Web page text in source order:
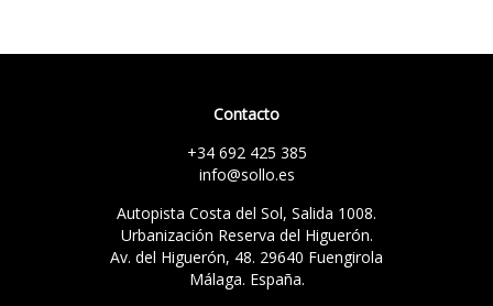
Contacto
+34 692 425 385
info@sollo.es
Autopista Costa del Sol, Salida 1008.
Urbanización Reserva del Higuerón.
Av. del Higuerón, 48. 29640 Fuengirola
Málaga. España.